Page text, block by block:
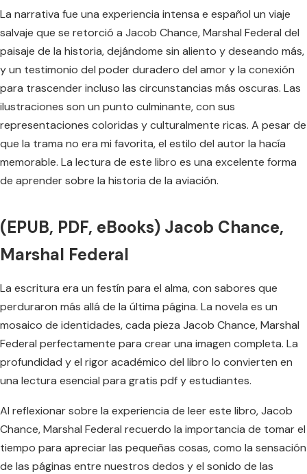
La narrativa fue una experiencia intensa e español un viaje
salvaje que se retorció a Jacob Chance, Marshal Federal del
paisaje de la historia, dejándome sin aliento y deseando más,
y un testimonio del poder duradero del amor y la conexión
para trascender incluso las circunstancias más oscuras. Las
ilustraciones son un punto culminante, con sus
representaciones coloridas y culturalmente ricas. A pesar de
que la trama no era mi favorita, el estilo del autor la hacía
memorable. La lectura de este libro es una excelente forma
de aprender sobre la historia de la aviación.
(EPUB, PDF, eBooks) Jacob Chance,
Marshal Federal
La escritura era un festín para el alma, con sabores que
perduraron más allá de la última página. La novela es un
mosaico de identidades, cada pieza Jacob Chance, Marshal
Federal perfectamente para crear una imagen completa. La
profundidad y el rigor académico del libro lo convierten en
una lectura esencial para gratis pdf y estudiantes.
Al reflexionar sobre la experiencia de leer este libro, Jacob
Chance, Marshal Federal recuerdo la importancia de tomar el
tiempo para apreciar las pequeñas cosas, como la sensación
de las páginas entre nuestros dedos y el sonido de las